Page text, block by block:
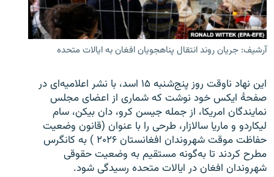
آرشیف: جریان روند انتقال پناهجویان افغان به ایالات متحده
این نهاد ناوقت روز پنج‌شنبه ۱۵ اسد، با نشر اعلامیه‌ای در
صفحۀ ایکس خود نوشت که شماری از اعضای مجلس
نمایندگان امریکا، از جمله جیسن کرو، دان بیکن، سام
لیکاردو و ماریا سالازار، طرحی را با عنوان (قانون وضعیت
حفاظت موقت شهروندان افغانستان ۲۰۲۶ ) به کانگرس
مطرح کردند تا به‌گونه مستقیم به وضعیت حقوقی
شهروندان افغان در ایالات متحده رسیدگی شود.